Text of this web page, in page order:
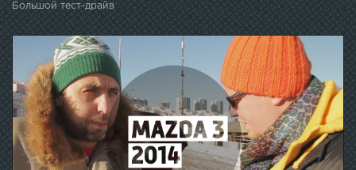
Большой тест-драйв